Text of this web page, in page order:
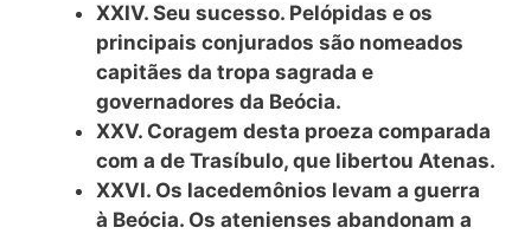
XXIV. Seu sucesso. Pelópidas e os
principais conjurados são nomeados
capitães da tropa sagrada e
governadores da Beócia.
XXV. Coragem desta proeza comparada
com a de Trasíbulo, que libertou Atenas.
XXVI. Os lacedemônios levam a guerra
à Beócia. Os atenienses abandonam a